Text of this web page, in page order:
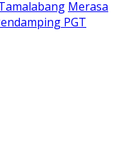
Merasa
PGT